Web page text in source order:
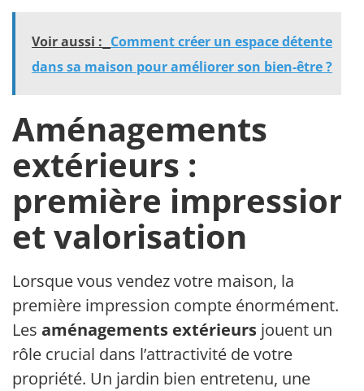
Voir aussi : Comment créer un espace détente
dans sa maison pour améliorer son bien-être ?
Aménagements
extérieurs :
première impression
et valorisation
Lorsque vous vendez votre maison, la
première impression compte énormément.
Les aménagements extérieurs jouent un
rôle crucial dans l’attractivité de votre
propriété. Un jardin bien entretenu, une